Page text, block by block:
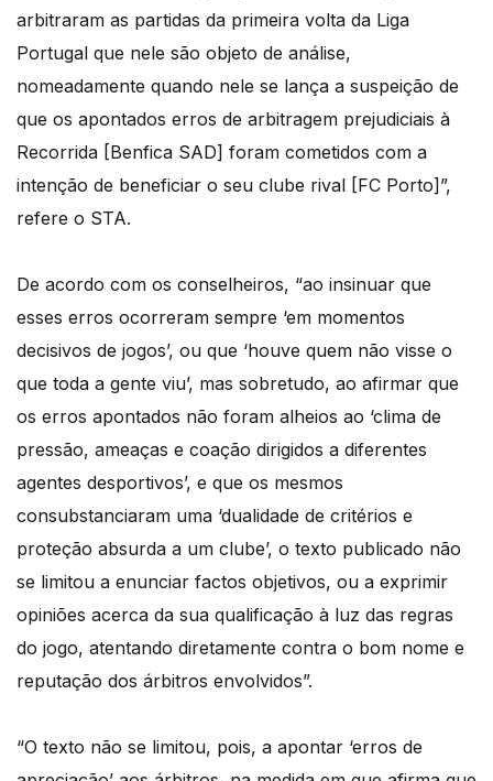
arbitraram as partidas da primeira volta da Liga
Portugal que nele são objeto de análise,
nomeadamente quando nele se lança a suspeição de
que os apontados erros de arbitragem prejudiciais à
Recorrida [Benfica SAD] foram cometidos com a
intenção de beneficiar o seu clube rival [FC Porto]”,
refere o STA.
De acordo com os conselheiros, “ao insinuar que
esses erros ocorreram sempre ‘em momentos
decisivos de jogos’, ou que ‘houve quem não visse o
que toda a gente viu’, mas sobretudo, ao afirmar que
os erros apontados não foram alheios ao ‘clima de
pressão, ameaças e coação dirigidos a diferentes
agentes desportivos’, e que os mesmos
consubstanciaram uma ‘dualidade de critérios e
proteção absurda a um clube’, o texto publicado não
se limitou a enunciar factos objetivos, ou a exprimir
opiniões acerca da sua qualificação à luz das regras
do jogo, atentando diretamente contra o bom nome e
reputação dos árbitros envolvidos”.
“O texto não se limitou, pois, a apontar ‘erros de